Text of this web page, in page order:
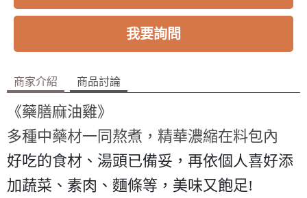
我要詢問
商家介紹 商品討論
《藥膳麻油雞》
多種中藥材一同熬煮，精華濃縮在料包內
好吃的食材、湯頭已備妥，再依個人喜好添
加蔬菜、素肉、麵條等，美味又飽足!